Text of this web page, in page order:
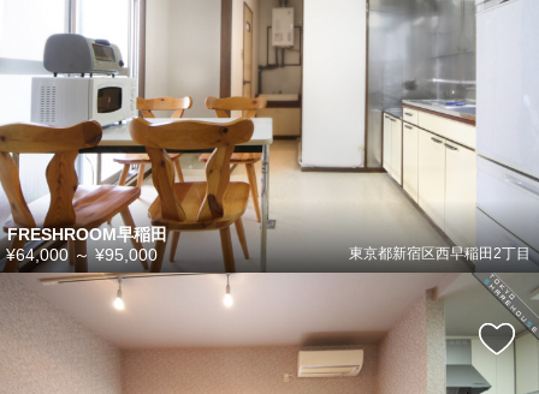
FRESHROOM早稲田
東京都新宿区西早稲田2丁目
¥64,000 ～¥95,000